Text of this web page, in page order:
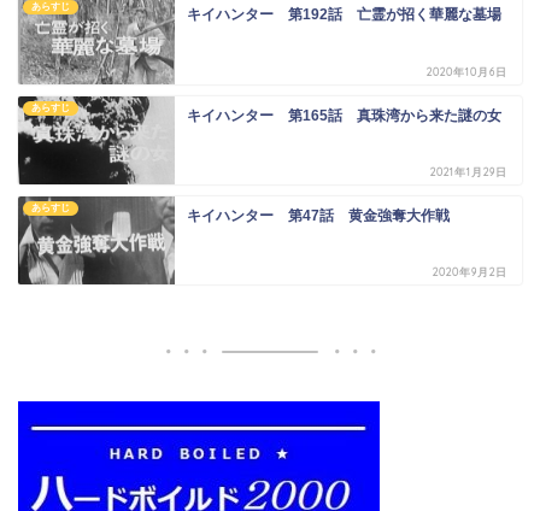
あらすじ キイハンター 第192話 亡霊が招く華麗な墓場
2020年10月6日
あらすじ キイハンター 第165話 真珠湾から来た謎の女
2021年1月29日
あらすじ キイハンター 第47話 黄金強奪大作戦
2020年9月2日